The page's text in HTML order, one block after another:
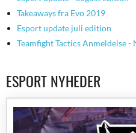
Takeaways fra Evo 2019
Esport update juli edition
Teamfight Tactics Anmeldelse -
ESPORT NYHEDER